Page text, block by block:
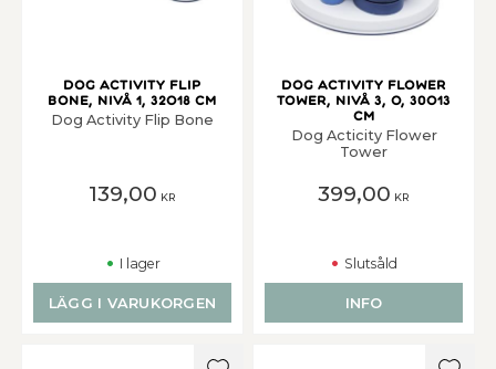
Dog Activity Flip
Bone, Nivå 1, 32o18 cm
Dog Activity Flip Bone
139,00 KR
I lager
LÄGG I VARUKORGEN
Dog Activity Flower
Tower, Nivå 3, o, 30o13
cm
Dog Acticity Flower
Tower
399,00 KR
Slutsåld
INFO